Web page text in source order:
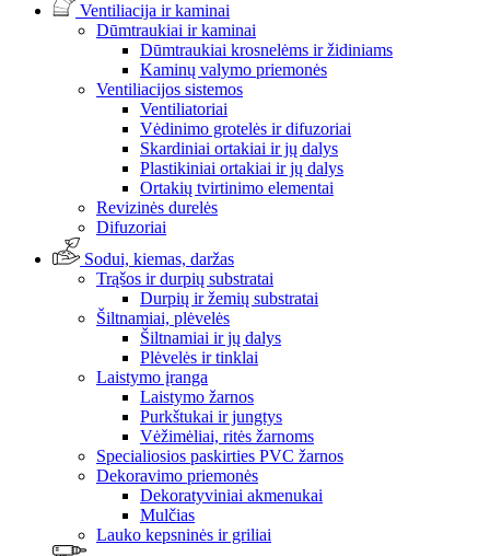
Ventiliacija ir kaminai
Dūmtraukiai ir kaminai
Dūmtraukiai krosnelėms ir židiniams
Kaminų valymo priemonės
Ventiliacijos sistemos
Ventiliatoriai
Vėdinimo grotelės ir difuzoriai
Skardiniai ortakiai ir jų dalys
Plastikiniai ortakiai ir jų dalys
Ortakių tvirtinimo elementai
Revizinės durelės
Difuzoriai
Sodui, kiemas, daržas
Trąšos ir durpių substratai
Durpių ir žemių substratai
Šiltnamiai, plėvelės
Šiltnamiai ir jų dalys
Plėvelės ir tinklai
Laistymo įranga
Laistymo žarnos
Purkštukai ir jungtys
Vėžimėliai, ritės žarnoms
Specialiosios paskirties PVC žarnos
Dekoravimo priemonės
Dekoratyviniai akmenukai
Mulčias
Lauko kepsninės ir griliai